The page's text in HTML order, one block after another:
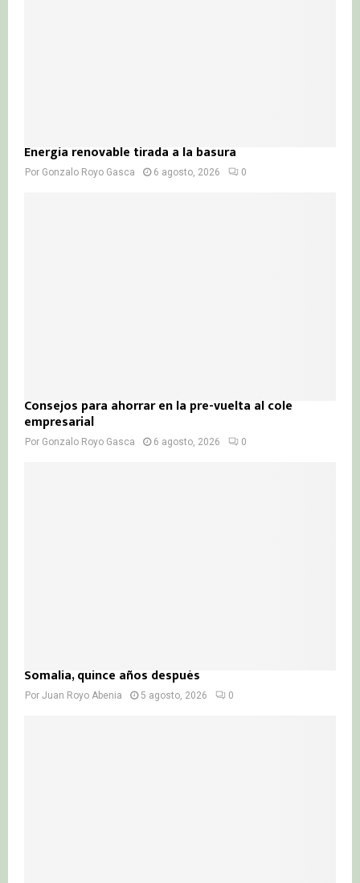
Energía renovable tirada a la basura
Por Gonzalo Royo Gasca 6 agosto, 2026 0
Consejos para ahorrar en la pre-vuelta al cole
empresarial
Por Gonzalo Royo Gasca 6 agosto, 2026 0
Somalia, quince años después
Por Juan Royo Abenia 5 agosto, 2026 0